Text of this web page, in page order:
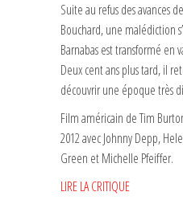
Suite au refus des avances
Bouchard, une malédiction
Barnabas est transformé en
Deux cent ans plus tard, il
découvrir une époque très
Film américain de Tim
2012 avec Johnny Depp,
Green et Michelle Pfeiffer.
LIRE LA CRITIQUE